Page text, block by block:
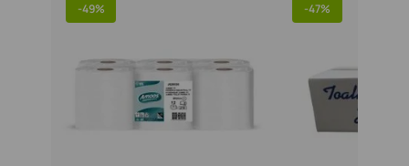
-49% -47%